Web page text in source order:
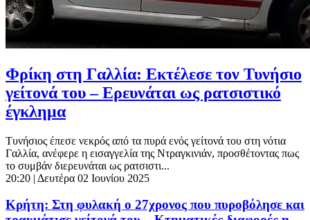
Φρίκη στη Γαλλία: Εκτέλεσε τον Τυνήσιο
γείτονά του – Ερευνάται ως ρατσιστικό
έγκλημα
Τυνήσιος έπεσε νεκρός από τα πυρά ενός γείτονά του στη νότια
Γαλλία, ανέφερε η εισαγγελία της Ντραγκινιάν, προσθέτοντας πως
το συμβάν διερευνάται ως ρατσιστι...
20:20 | Δευτέρα 02 Ιουνίου 2025
Κρήτη: Στη φυλακή ο 27χρονος που πυροβόλησε και